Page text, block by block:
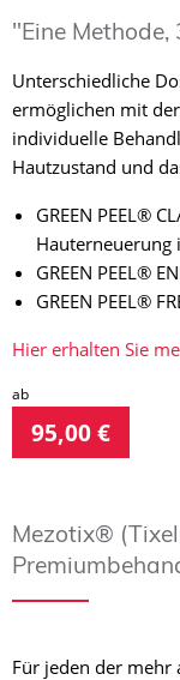
"Eine
Unterschiedliche
ermöglichen mit der
individuelle
Hautzustand und
GREEN PEEL®
Hauterneuerung
GREEN PEEL®
GREEN PEEL®
Hier erhalten Sie
ab
95,00 €
Mezotix®
Für jeden der mehr